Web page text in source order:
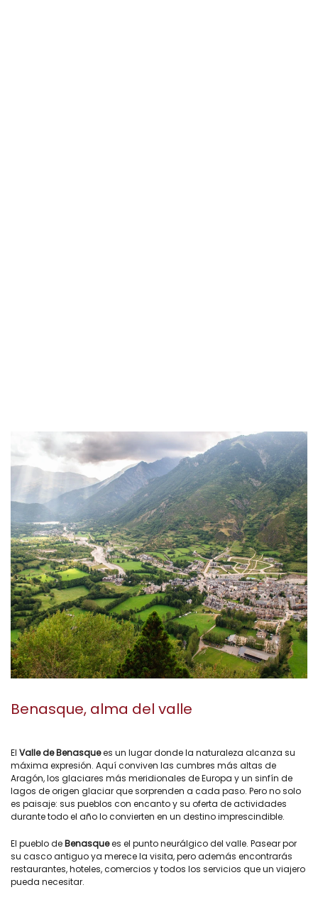
Benasque, alma del valle
El Valle de Benasquees un lugar donde la naturaleza alcanza su
máxima expresión. Aquí conviven las cumbres más altas de
Aragón, los glaciares más meridionales de Europa y un sinfín de
lagos de origen glaciar que sorprenden a cada paso. Pero no solo
es paisaje: sus pueblos con encanto y su oferta de actividades
durante todo el año lo convierten en un destino imprescindible.
El pueblo deBenasquees el punto neurálgico del valle. Pasear por
su casco antiguo ya merece la visita, pero además encontrarás
restaurantes, hoteles, comercios y todos los servicios que un viajero
pueda necesitar.